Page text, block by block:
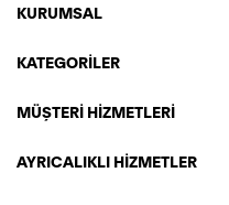
KURUMSAL
KATEGORİLER
MÜŞTERİ HİZMETLERİ
AYRICALIKLI HİZMETLER